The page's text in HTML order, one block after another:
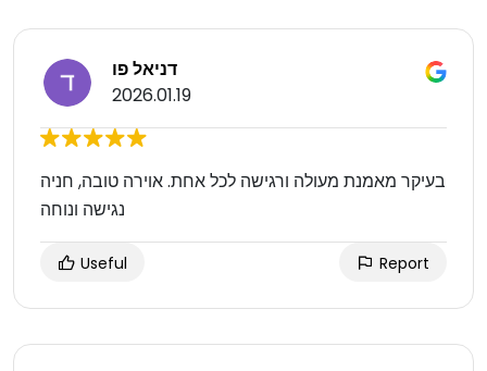
דניאל פו
2026.01.19
בעיקר מאמנת מעולה ורגישה לכל אחת. אוירה טובה, חניה
נגישה ונוחה
Useful Report